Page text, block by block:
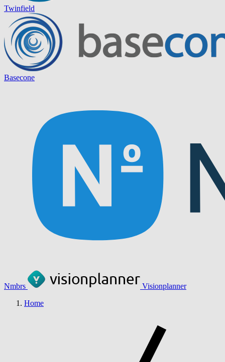
Twinfield
Basecone
Nmbrs
Visionplanner
Home